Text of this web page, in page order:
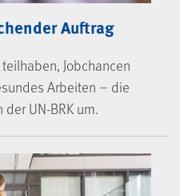
Auftrag
Jobchancen
Arbeiten – die
UN-BRK um.